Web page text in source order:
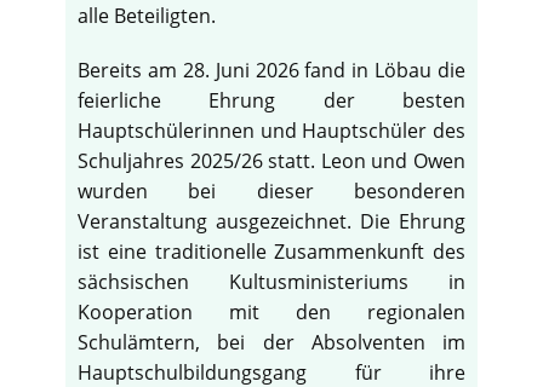
alle Beteiligten.
Bereits am 28. Juni 2026 fand in Löbau die
feierliche Ehrung der besten
Hauptschülerinnen und Hauptschüler des
Schuljahres 2025/26 statt. Leon und Owen
wurden bei dieser besonderen
Veranstaltung ausgezeichnet. Die Ehrung
ist eine traditionelle Zusammenkunft des
sächsischen Kultusministeriums in
Kooperation mit den regionalen
Schulämtern, bei der Absolventen im
Hauptschulbildungsgang für ihre